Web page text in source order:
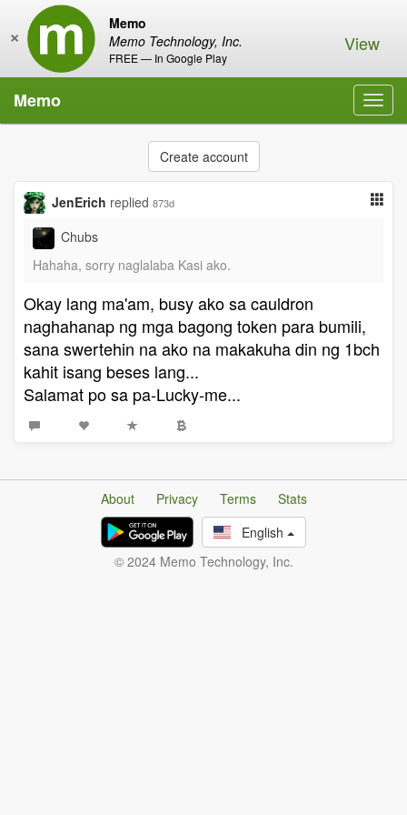
Memo
Memo Technology, Inc.
FREE — In Google Play
× View
Memo
Create account
JenErich replied 873d
Chubs
Hahaha, sorry naglalaba Kasi ako.
Okay lang ma'am, busy ako sa cauldron
naghahanap ng mga bagong token para bumili,
sana swertehin na ako na makakuha din ng 1bch
kahit isang beses lang...
Salamat po sa pa-Lucky-me...
About Privacy Terms
Stats
English
© 2024 Memo Technology, Inc.